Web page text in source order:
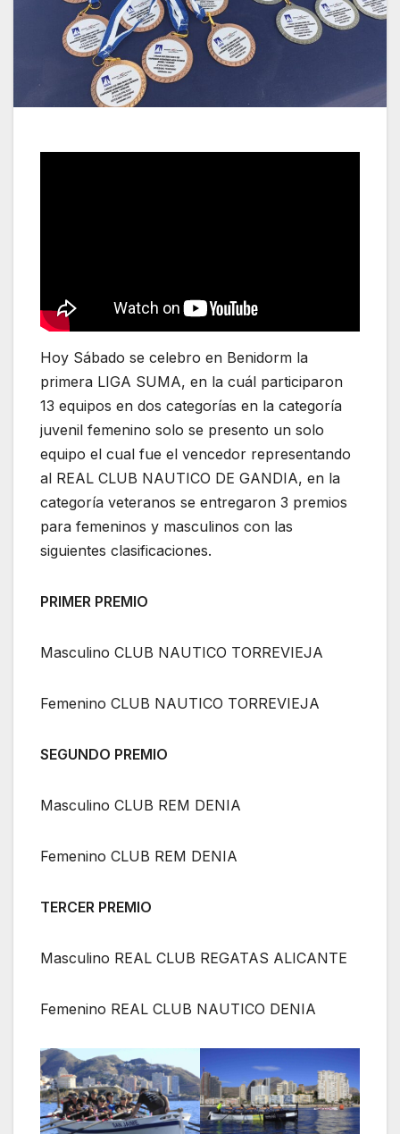
Hoy Sábado se celebro en Benidorm la
primera LIGA SUMA, en la cuál participaron
13 equipos en dos categorías en la categoría
juvenil femenino solo se presento un solo
equipo el cual fue el vencedor representando
al REAL CLUB NAUTICO DE GANDIA, en la
categoría veteranos se entregaron 3 premios
para femeninos y masculinos con las
siguientes clasificaciones.
PRIMER PREMIO
Masculino CLUB NAUTICO TORREVIEJA
Femenino CLUB NAUTICO TORREVIEJA
SEGUNDO PREMIO
Masculino CLUB REM DENIA
Femenino CLUB REM DENIA
TERCER PREMIO
Masculino REAL CLUB REGATAS ALICANTE
Femenino REAL CLUB NAUTICO DENIA